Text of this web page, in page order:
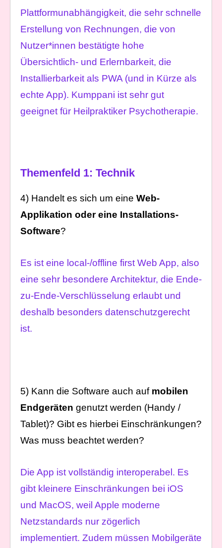
Plattformunabhängigkeit, die sehr schnelle
Erstellung von Rechnungen, die von
Nutzer*innen bestätigte hohe
Übersichtlich- und Erlernbarkeit, die
Installierbarkeit als PWA (und in Kürze als
echte App). Kumppani ist sehr gut
geeignet für Heilpraktiker Psychotherapie.
Themenfeld 1: Technik
4) Handelt es sich um eine Web-
Applikation oder eine Installations-
Software?
Es ist eine local-/offline first Web App, also
eine sehr besondere Architektur, die Ende-
zu-Ende-Verschlüsselung erlaubt und
deshalb besonders datenschutzgerecht
ist.
5) Kann die Software auch auf mobilen
Endgeräten genutzt werden (Handy /
Tablet)? Gibt es hierbei Einschränkungen?
Was muss beachtet werden?
Die App ist vollständig interoperabel. Es
gibt kleinere Einschränkungen bei iOS
und MacOS, weil Apple moderne
Netzstandards nur zögerlich
implementiert. Zudem müssen Mobilgeräte